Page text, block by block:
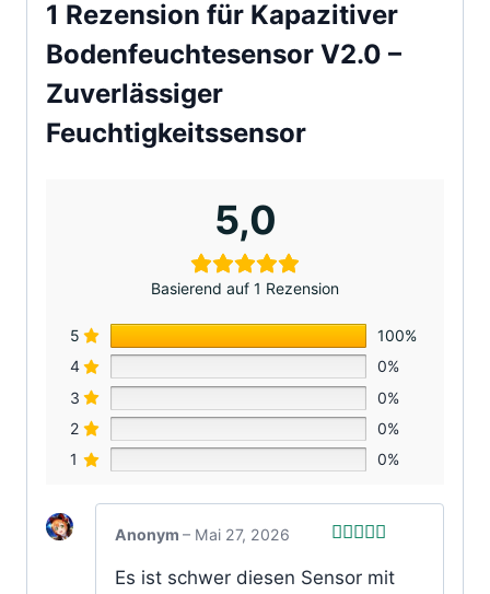
1 Rezension für Kapazitiver
Bodenfeuchtesensor V2.0 –
Zuverlässiger
Feuchtigkeitssensor
5,0
Basierend auf 1 Rezension
5
100%
4
0%
3
0%
2
0%
1
0%
mit5von 5
Anonym – Mai 27, 2026
Es ist schwer diesen Sensor mit